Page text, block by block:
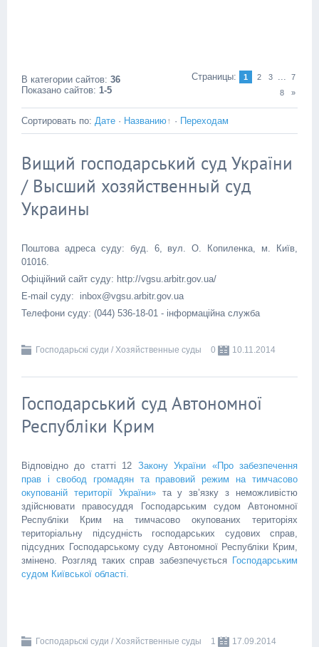
В категории сайтов: 36
Показано сайтов: 1-5
Страницы: 1 2 3 ...
7
8
»
Сортировать по: Дате · Названию · Переходам
Вищий господарський суд України
/ Высший хозяйственный суд
Украины
Поштова адреса суду: буд. 6, вул. О. Копиленка, м. Київ,
01016.
Офіційний сайт суду: http://vgsu.arbitr.gov.ua/
E-mail суду: inbox@vgsu.arbitr.gov.ua
Телефони суду: (044) 536-18-01 - інформаційна служба
Господарьскі суди / Хозяйственные суды 0 10.11.2014
Господарський суд Автономної
Республіки Крим
Відповідно до статті 12 Закону України «Про забезпечення
прав і свобод громадян та правовий режим на тимчасово
окупованій території України»та у зв’язку з неможливістю
здійснювати правосуддя Господарським судом Автономної
Республіки Крим на тимчасово окупованих територіях
територіальну підсудність господарських судових справ,
підсудних Господарському суду Автономної Республіки Крим,
змінено. Розгляд таких справ забезпечується
Господарським
судом Київської області.
Господарьскі суди / Хозяйственные суды 1 17.09.2014